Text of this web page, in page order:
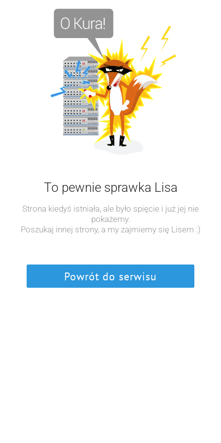
To pewnie sprawka Lisa
Strona kiedyś istniała, ale było spięcie i już jej nie
pokażemy.
Poszukaj innej strony, a my zajmiemy się Lisem :)
Powrót do serwisu